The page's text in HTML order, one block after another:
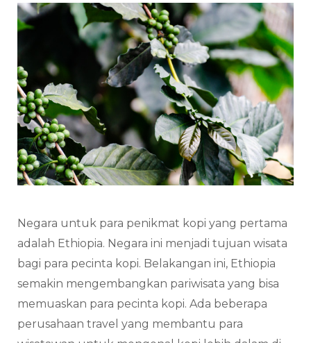
Negara untuk para penikmat kopi yang pertama
adalah Ethiopia. Negara ini menjadi tujuan wisata
bagi para pecinta kopi. Belakangan ini, Ethiopia
semakin mengembangkan pariwisata yang bisa
memuaskan para pecinta kopi. Ada beberapa
perusahaan travel yang membantu para